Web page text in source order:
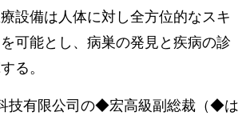
設備は人体に対し全方位的なスキ
可能とし、病巣の発見と疾病の診
る。
技有限公司の◆宏高級副総裁（◆は